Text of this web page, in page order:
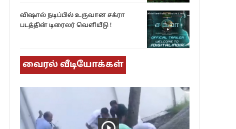
விஷால் நடிப்பில் உருவான சக்ரா
படத்தின் டிரைலர் வெளியீடு !
வைரல் வீடியோக்கள்